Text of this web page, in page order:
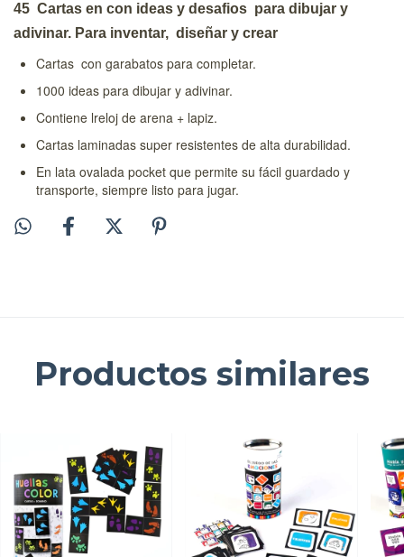
45 Cartas en con ideas y desafios para dibujar y
adivinar. Para inventar, diseñar y crear
Cartas con garabatos para completar.
1000 ideas para dibujar y adivinar.
Contiene lreloj de arena + lapiz.
Cartas laminadas super resistentes de alta durabilidad.
En lata ovalada pocket que permite su fácil guardado y
transporte, siempre listo para jugar.
Productos similares